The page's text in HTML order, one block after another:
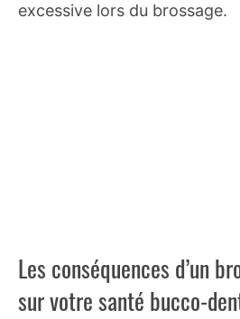
excessive lors du brossage.
Les conséquences d’un
sur votre santé bucco-